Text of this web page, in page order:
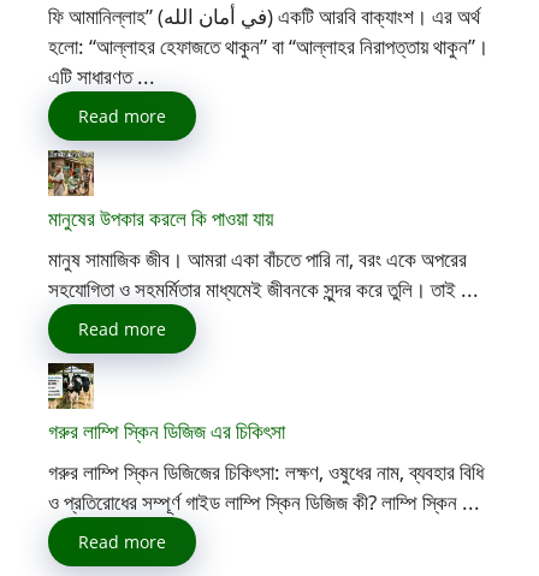
ফি আমানিল্লাহ” (في أمان الله) একটি আরবি বাক্যাংশ। এর অর্থ
হলো: “আল্লাহর হেফাজতে থাকুন” বা “আল্লাহর নিরাপত্তায় থাকুন”।
এটি সাধারণত ...
Read more
মানুষের উপকার করলে কি পাওয়া যায়
মানুষ সামাজিক জীব। আমরা একা বাঁচতে পারি না, বরং একে অপরের
সহযোগিতা ও সহমর্মিতার মাধ্যমেই জীবনকে সুন্দর করে তুলি। তাই ...
Read more
গরুর লাম্পি স্কিন ডিজিজ এর চিকিৎসা
গরুর লাম্পি স্কিন ডিজিজের চিকিৎসা: লক্ষণ, ওষুধের নাম, ব্যবহার বিধি
ও প্রতিরোধের সম্পূর্ণ গাইড লাম্পি স্কিন ডিজিজ কী? লাম্পি স্কিন ...
Read more